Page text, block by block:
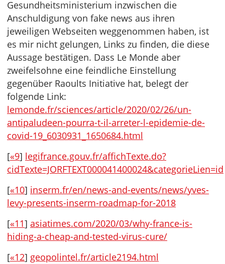
Gesundheitsministerium inzwischen die
Anschuldigung von fake news aus ihren
jeweiligen Webseiten weggenommen haben, ist
es mir nicht gelungen, Links zu finden, die diese
Aussage bestätigen. Dass Le Monde aber
zweifelsohne eine feindliche Einstellung
gegenüber Raoults Initiative hat, belegt der
folgende Link:
lemonde.fr/sciences/article/2020/02/26/un-
antipaludeen-pourra-t-il-arreter-l-epidemie-de-
covid-19_6030931_1650684.html
[«9] legifrance.gouv.fr/affichTexte.do?
cidTexte=JORFTEXT000041400024&categorieLien=id
[«10] inserm.fr/en/news-and-events/news/yves-
levy-presents-inserm-roadmap-for-2018
[«11] asiatimes.com/2020/03/why-france-is-
hiding-a-cheap-and-tested-virus-cure/
[«12] geopolintel.fr/article2194.html